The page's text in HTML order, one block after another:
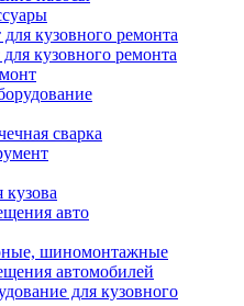
кузовного ремонта
кузовного ремонта
сварка
авто
шиномонтажные
автомобилей
для кузовного